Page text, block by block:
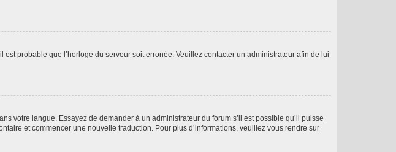
probable que l’horloge du serveur soit erronée. Veuillez contacter un administrateur afin de lui
votre langue. Essayez de demander à un administrateur du forum s’il est possible qu’il puisse
et commencer une nouvelle traduction. Pour plus d’informations, veuillez vous rendre sur